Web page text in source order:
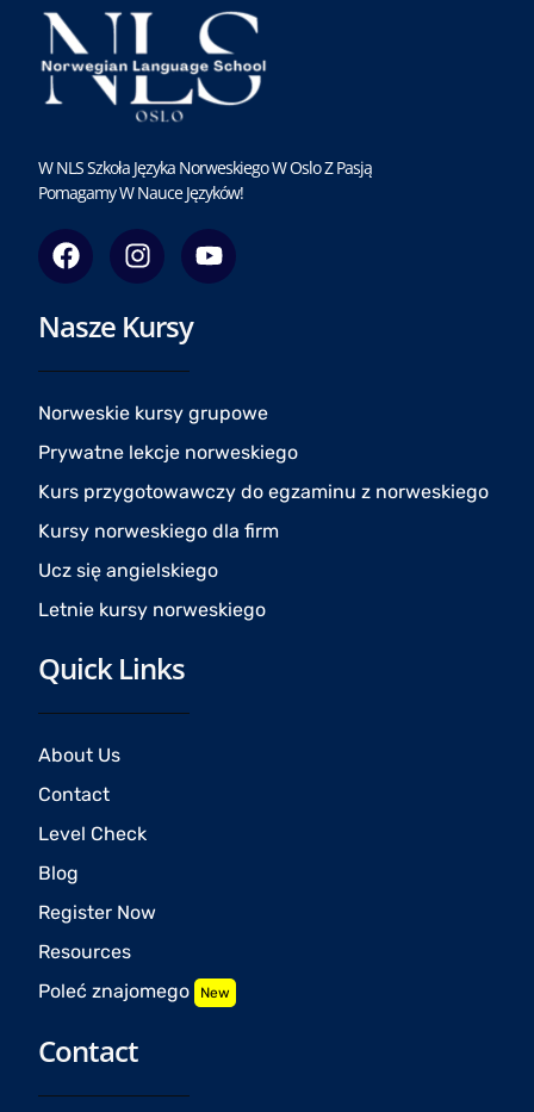
W NLS Szkoła Języka Norweskiego W Oslo Z Pasją
Pomagamy W Nauce Języków!
F
a
e
o
o
I
n
t
g
r
m
Y
o
e
Nasze Kursy
Norweskie kursy grupowe
Prywatne lekcje norweskiego
Kurs przygotowawczy do egzaminu z norweskiego
Kursy norweskiego dla firm
Ucz się angielskiego
Letnie kursy norweskiego
Quick Links
About Us
Contact
Level Check
Blog
Register Now
Resources
Poleć znajomego New
Contact